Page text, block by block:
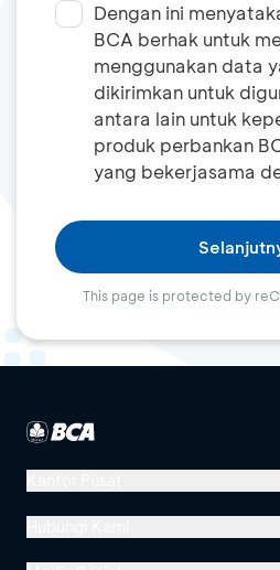
Dengan ini
BCA berhak untuk
menggunakan data
dikirimkan untuk
antara lain untuk
produk perbankan
yang bekerjasama
This page is protected by
Menara BCA, Grand Indonesia
Jl. MH Thamrin No. 1